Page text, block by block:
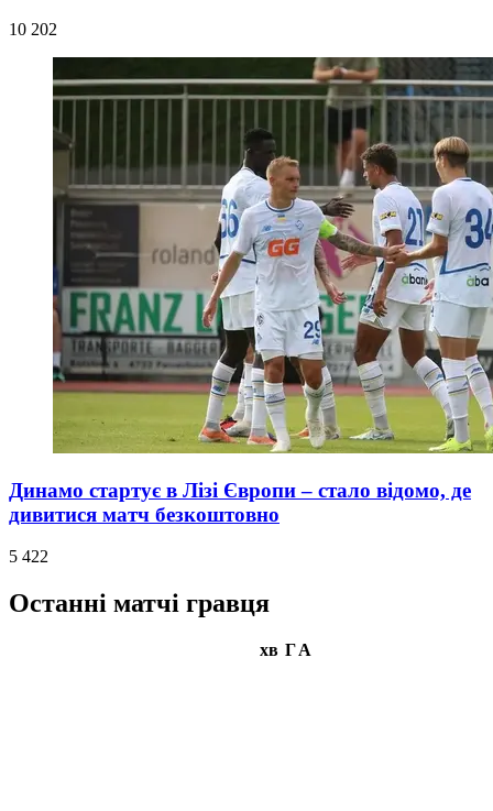
10 202
Динамо стартує в Лізі Європи – стало відомо, де
дивитися матч безкоштовно
5 422
Останні матчі гравця
хв ГА